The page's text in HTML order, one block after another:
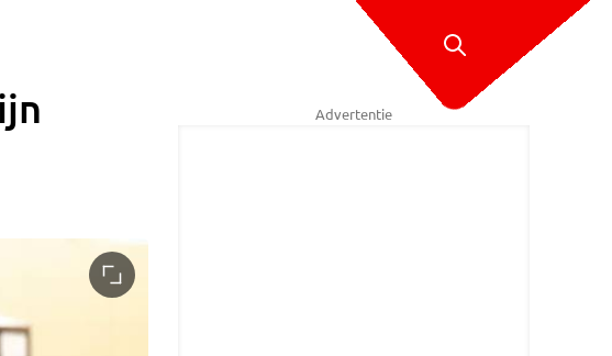
Advertentie